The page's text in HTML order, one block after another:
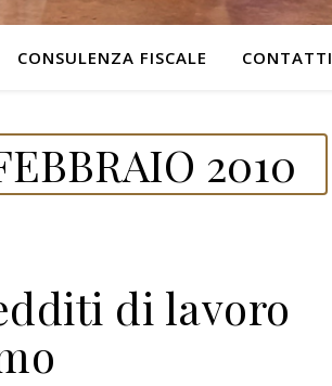
CONSULENZA FISCALE CONTATTI
2010
di lavoro